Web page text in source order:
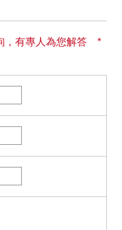
，有專人為您解答 *